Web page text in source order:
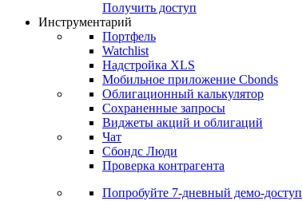
Получить доступ
Инструментарий
Портфель
Watchlist
Надстройка XLS
Мобильное приложение Cbonds
Облигационный калькулятор
Сохраненные запросы
Виджеты акций и облигаций
Чат
Сбондс Люди
Проверка контрагента
Попробуйте 7-дневный демо-доступ